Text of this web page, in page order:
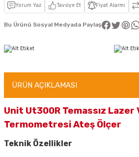
Yorum Yaz Tavsiye Et Fiyat Alarmı
Bu Ürünü Sosyal Medyada Paylaş
ÜRÜN AÇIKLAMASI
Unit Ut300R Temassız Lazer
Termometresi Ateş Ölçer
Teknik Özellikler